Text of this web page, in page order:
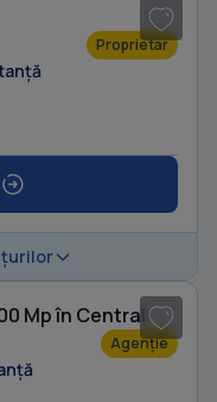
Proprietar
Mp în Central
Agenție